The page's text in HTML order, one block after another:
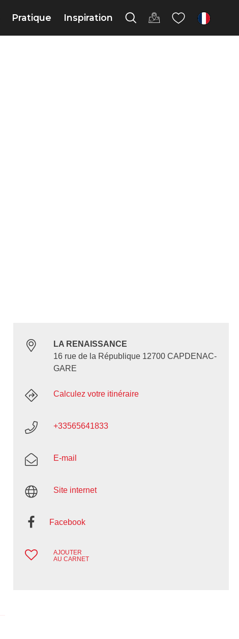
Pratique Inspiration fr
LA RENAISSANCE
16 rue de la République 12700 CAPDENAC-
GARE
Calculez votre itinéraire
+33565641833
E-mail
Site internet
Facebook
AJOUTER
AU CARNET